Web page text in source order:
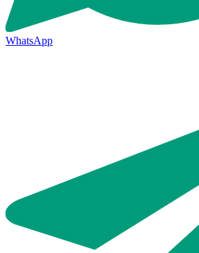
WhatsApp